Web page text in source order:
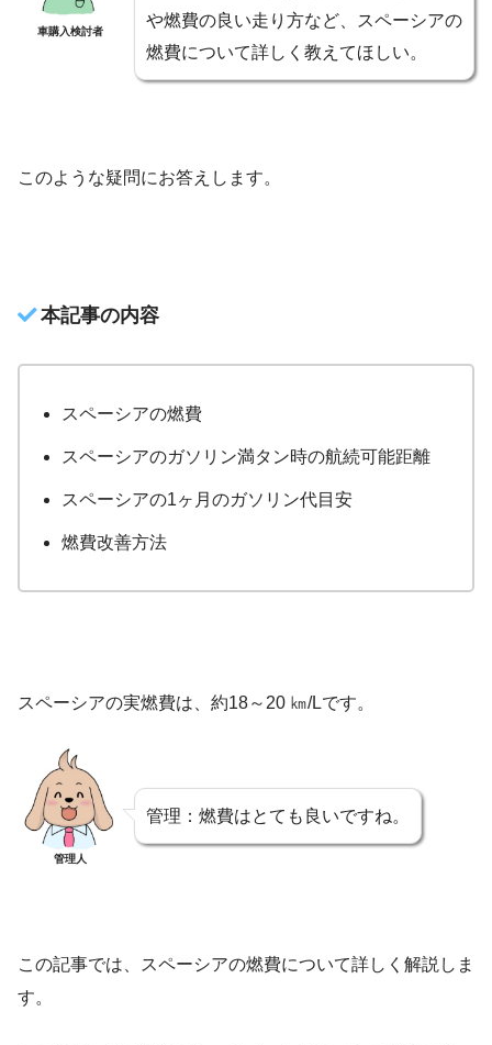
車購入検討者
や燃費の良い走り方など、スペーシアの
燃費について詳しく教えてほしい。
このような疑問にお答えします。
本記事の内容
スペーシアの燃費
スペーシアのガソリン満タン時の航続可能距離
スペーシアの1ヶ月のガソリン代目安
燃費改善方法
スペーシアの実燃費は、約18～20 ㎞/Lです。
管理人
管理：燃費はとても良いですね。
この記事では、スペーシアの燃費について詳しく解説しま
す。